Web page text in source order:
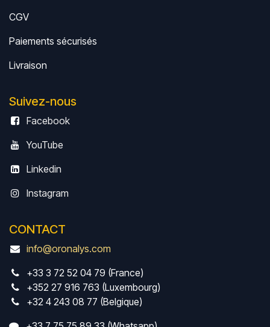
CGV
Paiements sécurisés
Livraison
Suivez-nous
Facebook
YouTube
Linkedin
Instagram
CONTACT
info@oronalys.com
+33 3 72 52 04 79 (France)
+352 27 916 763 (Luxembourg)
+32 4 243 08 77 (Belgique)